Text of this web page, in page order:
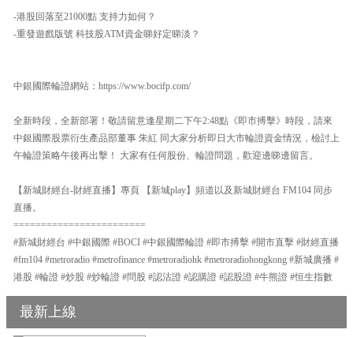
-港股回落至21000點 支持力如何？
-重發遊戲版號 科技股ATM資金睇好定睇淡？
中銀國際輪證網站：https://www.bocifp.com/
全新時段，全新部署！敬請留意逢星期二下午2:48點《即市搏擊》時段，請來
中銀國際股票衍生產品部董事 朱紅 同大家分析即日大市輪證資金情況，檢討上
午輪證策略午後再出擊！ 大家有任何股份、輪證問題，歡迎邊睇邊留言。
【新城財經台-財經直播】專頁 【新城play】頻道以及新城財經台 FM104 同步
直播。
========================
#新城財經台 #中銀國際 #BOCI #中銀國際輪證 #即市搏擊 #開市直擊 #財經直播
#fm104 #metroradio #metrofinance #metroradiohk #metroradiohongkong #新城廣播 #
港股 #輪證 #炒股 #炒輪證 #問股 #認沽證 #認購證 #認股證 #牛熊證 #恒生指數
最新上線